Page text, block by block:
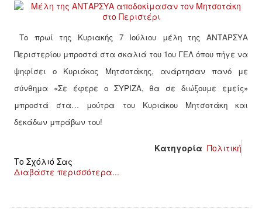
Το πρωί της Κυριακής 7 Ιούλιου μέλη της ΑΝΤΑΡΣΥΑ
Περιστερίου μπροστά στα σκαλιά του 1ου ΓΕΛ όπου πήγε να
ψηφίσει ο Κυριάκος Μητσοτάκης, ανάρτησαν πανό με
σύνθημα «Σε έφερε ο ΣΥΡΙΖΑ, θα σε διώξουμε εμείς»
μπροστά στα… μούτρα του Κυριάκου Μητσοτάκη και
δεκάδων μπράβων του!
Κατηγορία Πολιτική
Το Σχόλιό Σας
Διαβάστε περισσότερα...